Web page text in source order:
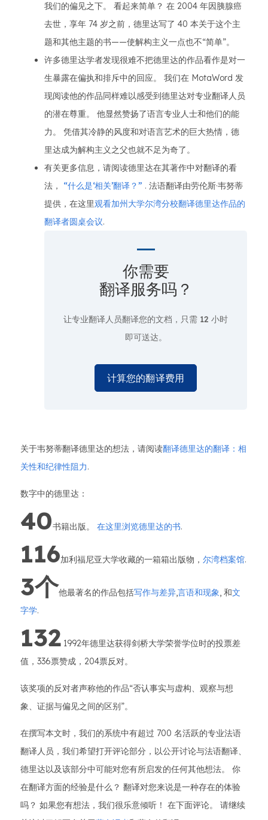
我们的偏见之下。 看起来简单？ 在 2004 年因胰腺癌
去世，享年 74 岁之前，德里达写了 40 本关于这个主
题和其他主题的书——使解构主义一点也不“简单”。
许多德里达学者发现很难不把德里达的作品看作是对一
生暴露在偏执和排斥中的回应。 我们在 MotaWord 发
现阅读他的作品同样难以感受到德里达对专业翻译人员
的潜在尊重。 他显然赞扬了语言专业人士和他们的能
力。 凭借其冷静的风度和对语言艺术的巨大热情，德
里达成为解构主义之父也就不足为奇了。
有关更多信息，请阅读德里达在其著作中对翻译的看
法，
“什么是‘相关’翻译？” . 法语翻译由劳伦斯·韦努蒂
提供，在这里观看加州大学尔湾分校翻译德里达作品的
翻译者圆桌会议.
你需要
翻译服务吗？
让专业翻译人员翻译您的文档，只需 12 小时
即可送达。
计算您的翻译费用
关于韦努蒂翻译德里达的想法，请阅读翻译德里达的翻译：相
关性和纪律性阻力.
数字中的德里达：
40书籍出版。 在这里浏览德里达的书.
116加利福尼亚大学收藏的一箱箱出版物， 尔湾档案馆.
3个他最著名的作品包括写作与差异,言语和现象, 和文
字学.
132 1992年德里达获得剑桥大学荣誉学位时的投票差
值，336票赞成，204票反对。
该奖项的反对者声称他的作品“否认事实与虚构、观察与想
象、证据与偏见之间的区别”。
在撰写本文时，我们的系统中有超过 700 名活跃的专业法语
翻译人员，我们希望打开评论部分，以公开讨论与法语翻译、
德里达以及该部分中可能对您有所启发的任何其他想法。 你
在翻译方面的经验是什么？ 翻译对您来说是一种存在的体验
吗？ 如果您有想法，我们很乐意倾听！ 在下面评论。 请继续